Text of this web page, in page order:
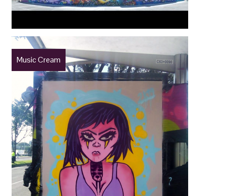
Music Cream